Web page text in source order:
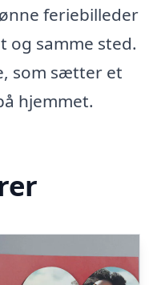
feriebilleder
samme sted.
som sætter et
hjemmet.